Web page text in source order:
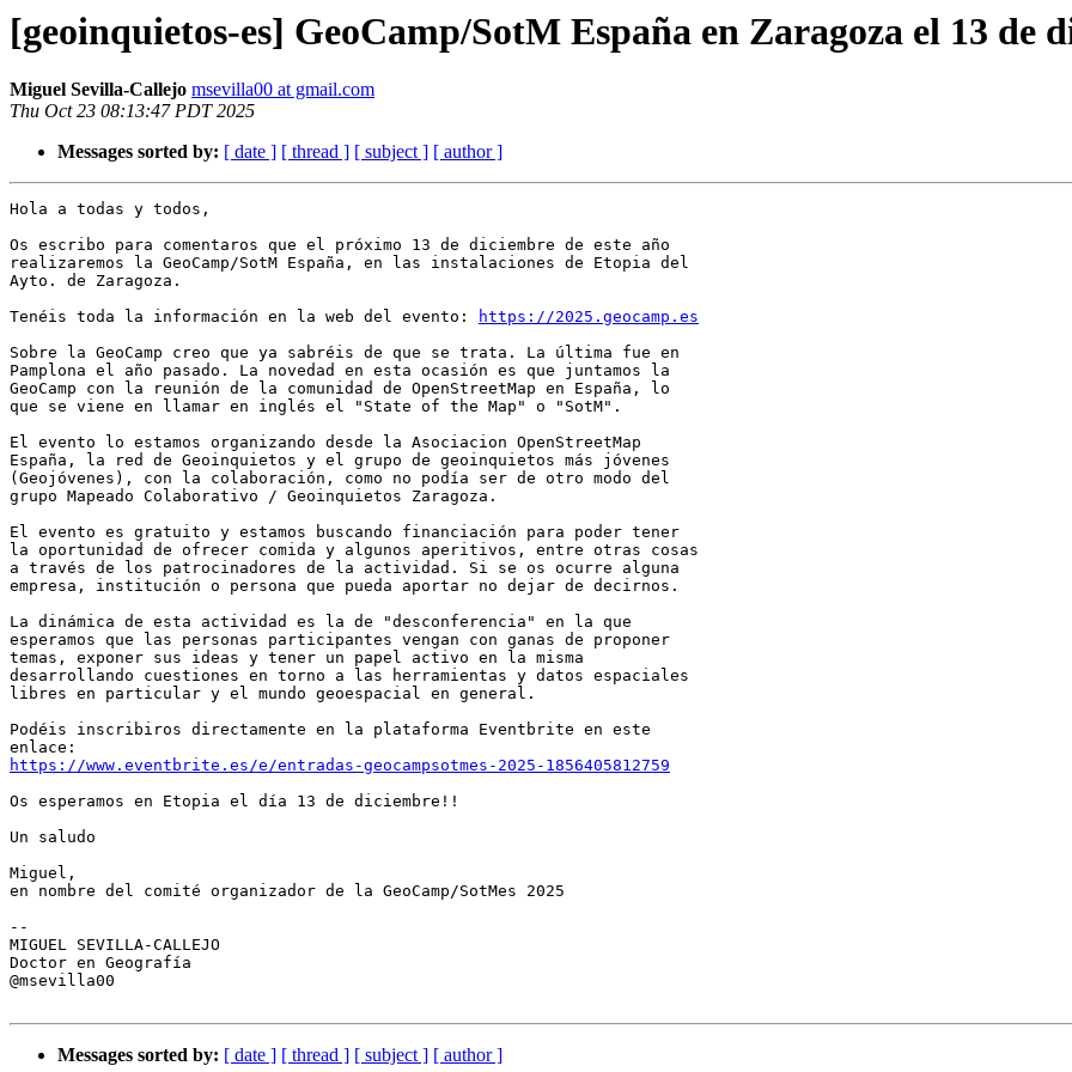
[geoinquietos-es] GeoCamp/SotM España en Zaragoza el 13 de
Miguel Sevilla-Callejo msevilla00 at gmail.com
Thu Oct 23 08:13:47 PDT 2025
Messages sorted by: [ date ] [ thread ] [ subject ] [ author ]
Hola a todas y todos,
Os escribo para comentaros que el próximo 13 de diciembre de este año
realizaremos la GeoCamp/SotM España, en las instalaciones de Etopia del
Ayto. de Zaragoza.
Tenéis toda la información en la web del evento:
https://2025.geocamp.es
Sobre la GeoCamp creo que ya sabréis de que se trata. La última fue en
Pamplona el año pasado. La novedad en esta ocasión es que juntamos la
GeoCamp con la reunión de la comunidad de OpenStreetMap en España, lo
que se viene en llamar en inglés el "State of the Map" o "SotM".
El evento lo estamos organizando desde la Asociacion OpenStreetMap
España, la red de Geoinquietos y el grupo de geoinquietos más jóvenes
(Geojóvenes), con la colaboración, como no podía ser de otro modo del
grupo Mapeado Colaborativo / Geoinquietos Zaragoza.
El evento es gratuito y estamos buscando financiación para poder tener
la oportunidad de ofrecer comida y algunos aperitivos, entre otras cosas
a través de los patrocinadores de la actividad. Si se os ocurre alguna
empresa, institución o persona que pueda aportar no dejar de decirnos.
La dinámica de esta actividad es la de "desconferencia" en la que
esperamos que las personas participantes vengan con ganas de proponer
temas, exponer sus ideas y tener un papel activo en la misma
desarrollando cuestiones en torno a las herramientas y datos espaciales
libres en particular y el mundo geoespacial en general.
Podéis inscribiros directamente en la plataforma Eventbrite en este
https://www.eventbrite.es/e/entradas-geocampsotmes-2025-1856405812759
Os esperamos en Etopia el día 13 de diciembre!!
Un saludo
Miguel,
en nombre del comité organizador de la GeoCamp/SotMes 2025
--
MIGUEL SEVILLA-CALLEJO
Doctor en Geografía
@msevilla00
Messages sorted by: [ date ] [ thread ] [ subject ] [ author ]